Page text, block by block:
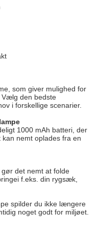
som giver mulighed for
Vælg den bedste
i forskellige scenarier.
1000 mAh batteri, der
nemt oplades fra en
det nemt at folde
f.eks. din rygsæk,
spilder du ikke længere
noget godt for miljøet.